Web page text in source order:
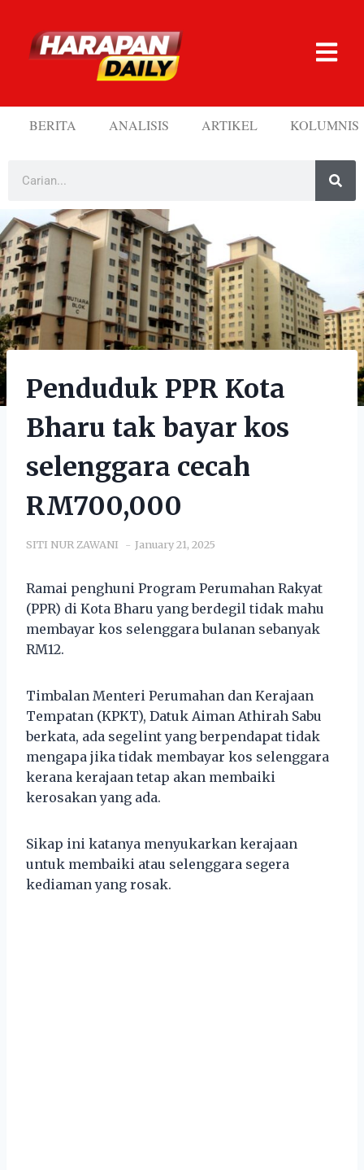
BERITA ANALISIS ARTIKEL KOLUMNIS
Penduduk PPR Kota
Bharu tak bayar kos
selenggara cecah
RM700,000
SITI NUR ZAWANI January 21, 2025
Ramai penghuni Program Perumahan Rakyat
(PPR) di Kota Bharu yang berdegil tidak mahu
membayar kos selenggara bulanan sebanyak
RM12.
Timbalan Menteri Perumahan dan Kerajaan
Tempatan (KPKT), Datuk Aiman Athirah Sabu
berkata, ada segelint yang berpendapat tidak
mengapa jika tidak membayar kos selenggara
kerana kerajaan tetap akan membaiki
kerosakan yang ada.
Sikap ini katanya menyukarkan kerajaan
untuk membaiki atau selenggara segera
kediaman yang rosak.